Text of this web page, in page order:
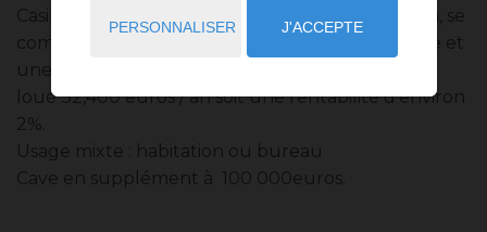
Casino. Ce studio ayant ue vue sur cour et jardin, se
compose d’un hall d’entrée, une pièce principale et
une salle de bain équipée. Actuellement
loué 32,400 euros / an soit une rentabilité d'environ
2%.
Usage mixte : habitation ou bureau
Cave en supplément à 100 000euros.
PERSONNALISER J'ACCEPTE